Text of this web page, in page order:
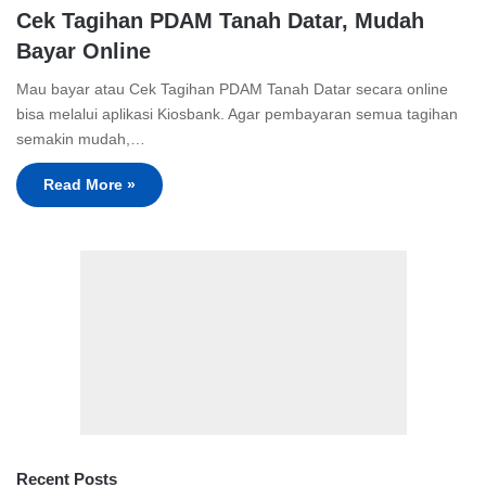
Cek Tagihan PDAM Tanah Datar, Mudah
Bayar Online
Mau bayar atau Cek Tagihan PDAM Tanah Datar secara online
bisa melalui aplikasi Kiosbank. Agar pembayaran semua tagihan
semakin mudah,…
Read More »
Recent Posts